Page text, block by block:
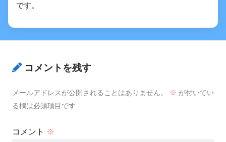
です。
コメントを残す
メールアドレスが公開されることはありません。 ※ が付いてい
る欄は必須項目です
コメント ※